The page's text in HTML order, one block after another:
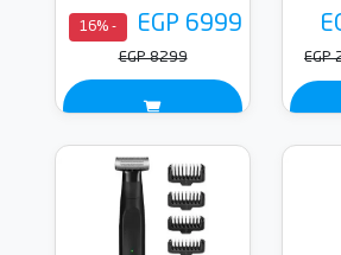
EGP
EGP 6999
- 16%
EGP 8299